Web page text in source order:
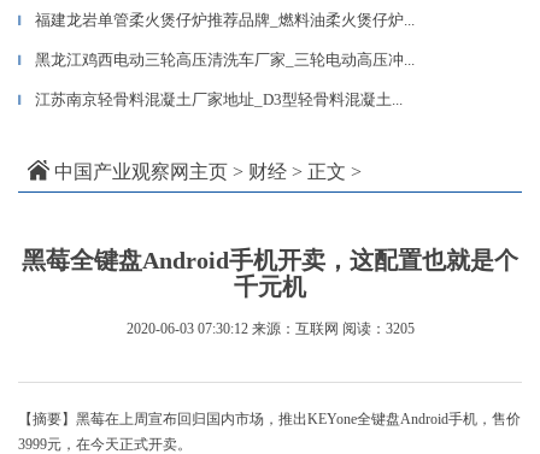
▎ 福建龙岩单管柔火煲仔炉推荐品牌_燃料油柔火煲仔炉...
▎ 黑龙江鸡西电动三轮高压清洗车厂家_三轮电动高压冲...
▎ 江苏南京轻骨料混凝土厂家地址_D3型轻骨料混凝土...
中国产业观察网主页 > 财经 > 正文 >
黑莓全键盘Android手机开卖，这配置也就是个
千元机
2020-06-03 07:30:12 来源：互联网 阅读：3205
【摘要】黑莓在上周宣布回归国内市场，推出KEYone全键盘Android手机，售价
3999元，在今天正式开卖。